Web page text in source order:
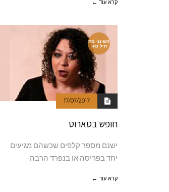
קרא עוד ←
השינוי מת
חיל כאן
17/07/2017
חופש בטארוט
ישנם מספר קלפים שכשהם מגיעים
יחד בפריסה או בנפרד הרבה
קרא עוד ←